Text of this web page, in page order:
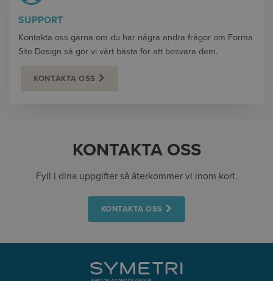
SUPPORT
Kontakta oss gärna om du har några andra frågor om Forma
Site Design så gör vi vårt bästa för att besvara dem.
KONTAKTA OSS
KONTAKTA OSS
Fyll i dina uppgifter så återkommer vi inom kort.
KONTAKTA OSS